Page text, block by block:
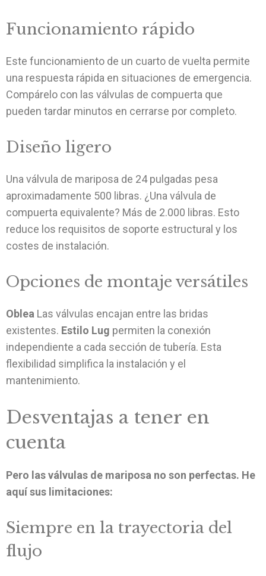
Funcionamiento rápido
Este funcionamiento de un cuarto de vuelta permite
una respuesta rápida en situaciones de emergencia.
Compárelo con las válvulas de compuerta que
pueden tardar minutos en cerrarse por completo.
Diseño ligero
Una válvula de mariposa de 24 pulgadas pesa
aproximadamente 500 libras. ¿Una válvula de
compuerta equivalente? Más de 2.000 libras. Esto
reduce los requisitos de soporte estructural y los
costes de instalación.
Opciones de montaje versátiles
Oblea Las válvulas encajan entre las bridas
existentes. Estilo Lug permiten la conexión
independiente a cada sección de tubería. Esta
flexibilidad simplifica la instalación y el
mantenimiento.
Desventajas a tener en
cuenta
Pero las válvulas de mariposa no son perfectas. He
aquí sus limitaciones:
Siempre en la trayectoria del
flujo